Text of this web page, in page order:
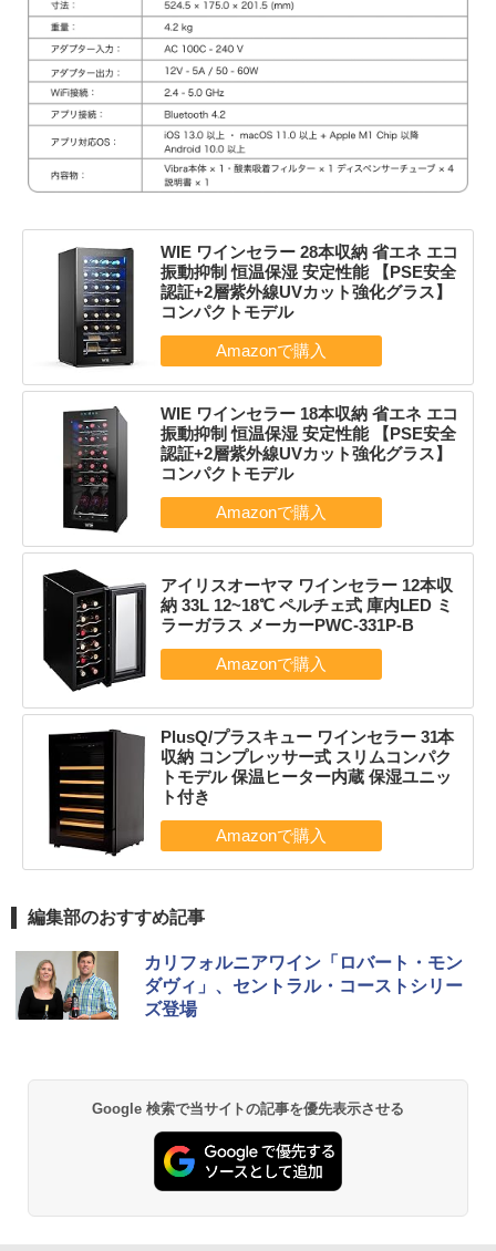
WIE ワインセラー 28本収納 省エネ エコ
振動抑制 恒温保湿 安定性能 【PSE安全
認証+2層紫外線UVカット強化グラス】
コンパクトモデル
WIE ワインセラー 18本収納 省エネ エコ
振動抑制 恒温保湿 安定性能 【PSE安全
認証+2層紫外線UVカット強化グラス】
コンパクトモデル
アイリスオーヤマ ワインセラー 12本収
納 33L 12~18℃ ペルチェ式 庫内LED ミ
ラーガラス メーカーPWC-331P-B
PlusQ/プラスキュー ワインセラー 31本
収納 コンプレッサー式 スリムコンパク
トモデル 保温ヒーター内蔵 保湿ユニッ
ト付き
編集部のおすすめ記事
カリフォルニアワイン「ロバート・モン
ダヴィ」、セントラル・コーストシリー
ズ登場
Google 検索で当サイトの記事を優先表示させる